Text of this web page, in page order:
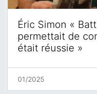
Éric Simon «
permettait de
était réussie »
01/2025